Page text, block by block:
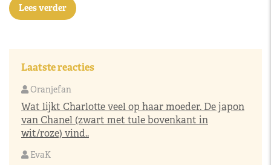
Lees verder
Laatste reacties
Oranjefan
Wat lijkt Charlotte veel op haar moeder. De japon
van Chanel (zwart met tule bovenkant in
wit/roze) vind..
EvaK